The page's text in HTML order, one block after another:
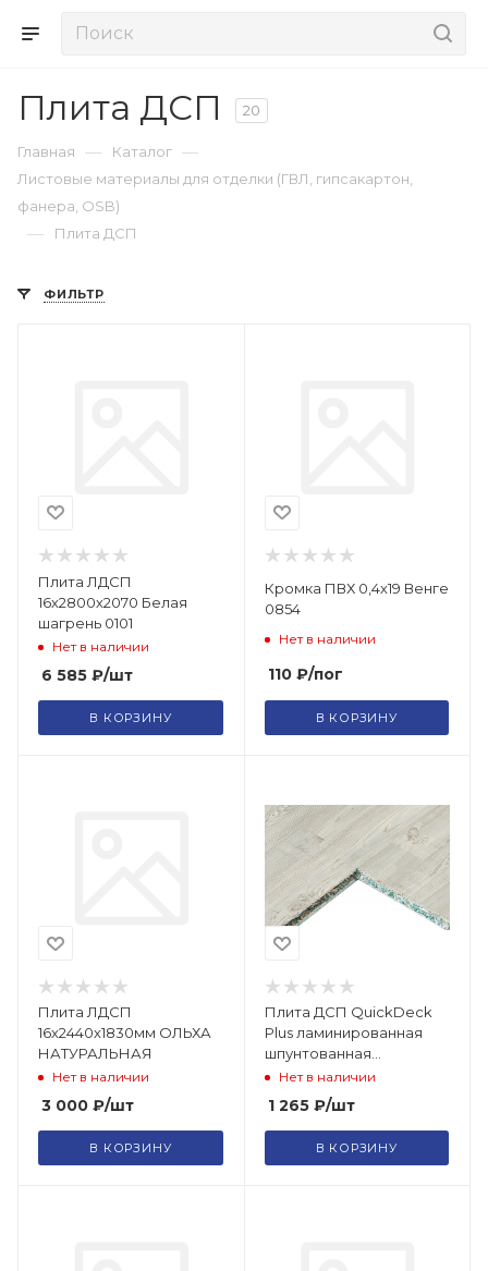
Плита ДСП 20
Главная — Каталог —
Листовые материалы для отделки (ГВЛ, гипсакартон,
фанера, OSB)
— Плита ДСП
ФИЛЬТР
Плита ЛДСП
16х2800х2070 Белая
шагрень 0101
Нет в наличии
6 585 ₽/шт
В КОРЗИНУ
Кромка ПВХ 0,4х19 Венге
0854
Нет в наличии
110₽/пог
В КОРЗИНУ
Плита ЛДСП
16х2440х1830мм ОЛЬХА
НАТУРАЛЬНАЯ
Нет в наличии
3 000 ₽/шт
В КОРЗИНУ
Плита ДСП QuickDeck
Plus ламинированная
шпунтованная
влагостойкая P5 Е1
1200х900х16 Наоми
Нет в наличии
1 265₽/шт
В КОРЗИНУ